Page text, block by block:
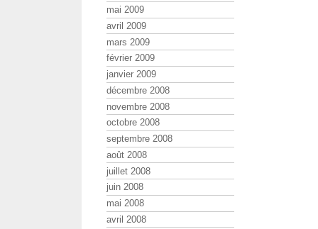
mai 2009
avril 2009
mars 2009
février 2009
janvier 2009
décembre 2008
novembre 2008
octobre 2008
septembre 2008
août 2008
juillet 2008
juin 2008
mai 2008
avril 2008